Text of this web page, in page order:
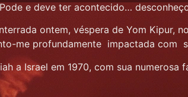
e deve ter acontecido…
ontem, véspera de Yom Kipur,
me profundamente impactada com
a Israel em 1970, com sua